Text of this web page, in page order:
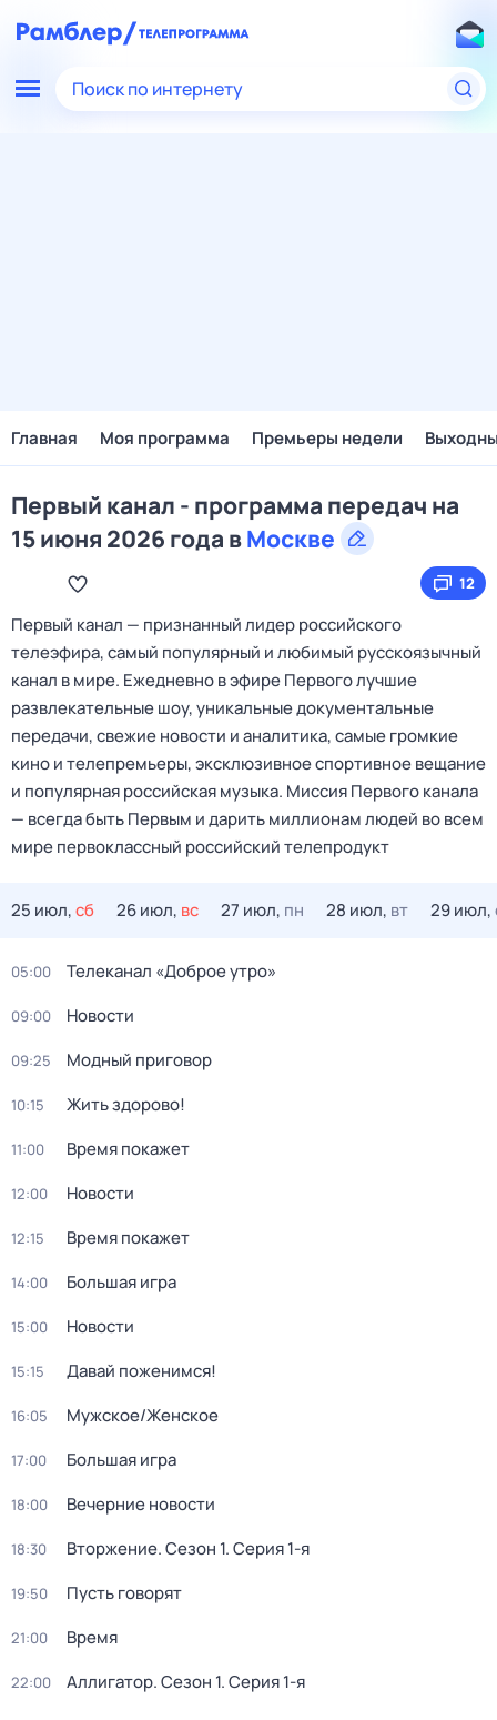
Поиск по интернету
Главная Моя программа Премьеры недели
Первый канал - программа передач на
15 июня 2026 года вМоскве
12
Первый канал — признанный лидер российского
телеэфира, самый популярный и любимый русскоязычный
канал в мире. Ежедневно в эфире Первого лучшие
развлекательные шоу, уникальные документальные
передачи, свежие новости и аналитика, самые громкие
кино и телепремьеры, эксклюзивное спортивное вещание
и популярная российская музыка. Миссия Первого канала
— всегда быть Первым и дарить миллионам людей во всем
мире первоклассный российский телепродукт
25 июл,сб 26 июл, вс 27 июл, пн 28 июл, вт 29 июл,
05:00 Телеканал «Доброе утро»
09:00 Новости
09:25 Модный приговор
10:15 Жить здорово!
11:00 Время покажет
12:00 Новости
12:15 Время покажет
14:00 Большая игра
15:00 Новости
15:15 Давай поженимся!
16:05 Мужское/Женское
17:00 Большая игра
18:00 Вечерние новости
18:30 Вторжение. Сезон 1. Серия 1-я
19:50 Пусть говорят
21:00 Время
22:00 Аллигатор. Сезон 1. Серия 1-я